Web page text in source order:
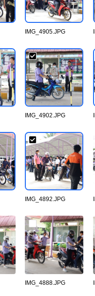
IMG_4905.JPG
IMG_4902.JPG
IMG_4892.JPG
IMG_4888.JPG